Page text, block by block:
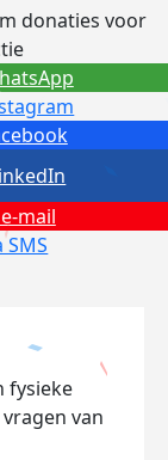
donaties voor
mail
SMS
fysieke
van